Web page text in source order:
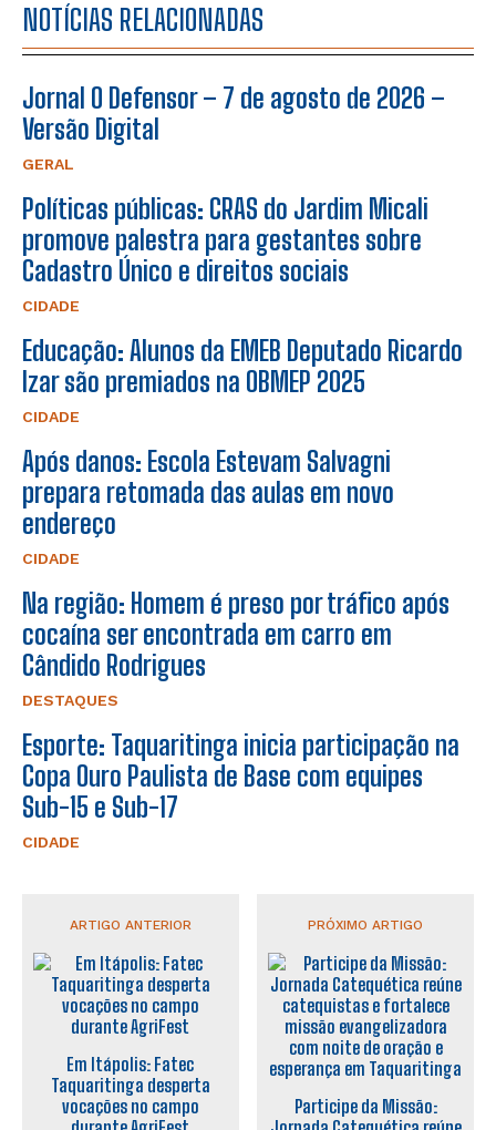
NOTÍCIAS RELACIONADAS
Jornal O Defensor – 7 de agosto de 2026 –
Versão Digital
GERAL
Políticas públicas: CRAS do Jardim Micali
promove palestra para gestantes sobre
Cadastro Único e direitos sociais
CIDADE
Educação: Alunos da EMEB Deputado Ricardo
Izar são premiados na OBMEP 2025
CIDADE
Após danos: Escola Estevam Salvagni
prepara retomada das aulas em novo
endereço
CIDADE
Na região: Homem é preso por tráfico após
cocaína ser encontrada em carro em
Cândido Rodrigues
DESTAQUES
Esporte: Taquaritinga inicia participação na
Copa Ouro Paulista de Base com equipes
Sub-15 e Sub-17
CIDADE
ARTIGO ANTERIOR
Em Itápolis: Fatec
Taquaritinga desperta
vocações no campo
PRÓXIMO ARTIGO
Participe da Missão: